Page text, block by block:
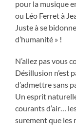
pour la musique
ou Léo Ferret à
Juste à se
d’humanité » !
N’allez pas vous
Désillusion n’est
d’admettre sans
Un esprit
courants d’air…
surement que les